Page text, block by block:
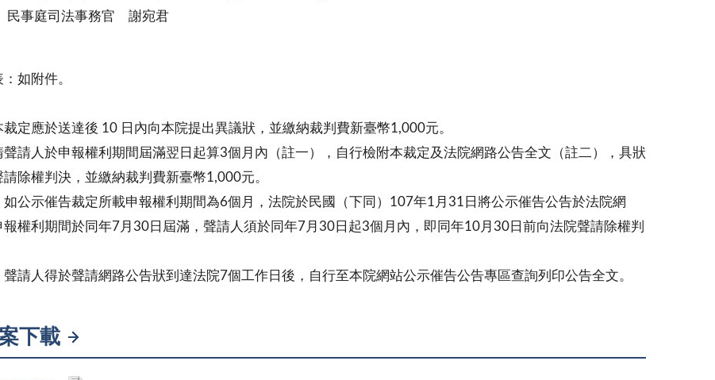
司法事務官 謝宛君
如附件。
裁定應於送達後 10 日內向本院提出異議狀，並繳納裁判費新臺幣1,000元。
聲請人於申報權利期間屆滿翌日起算3個月內（註一），自行檢附本裁定及法院網路公告全文（註二），具狀
請除權判決，並繳納裁判費新臺幣1,000元。
如公示催告裁定所載申報權利期間為6個月，法院於民國（下同）107年1月31日將公示催告公告於法院網
報權利期間於同年7月30日屆滿，聲請人須於同年7月30日起3個月內，即同年10月30日前向法院聲請除權判
聲請人得於聲請網路公告狀到達法院7個工作日後，自行至本院網站公示催告公告專區查詢列印公告全文。
下載